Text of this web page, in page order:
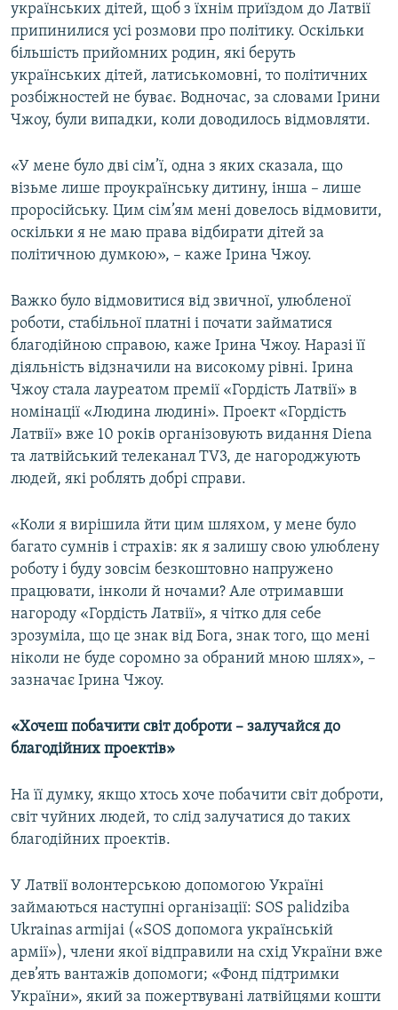
українських дітей, щоб з їхнім приїздом до Латвії
припинилися усі розмови про політику. Оскільки
більшість прийомних родин, які беруть
українських дітей, латиськомовні, то політичних
розбіжностей не буває. Водночас, за словами Ірини
Чжоу, були випадки, коли доводилось відмовляти.
«У мене було дві сім’ї, одна з яких сказала, що
візьме лише проукраїнську дитину, інша – лише
проросійську. Цим сім’ям мені довелось відмовити,
оскільки я не маю права відбирати дітей за
політичною думкою», – каже Ірина Чжоу.
Важко було відмовитися від звичної, улюбленої
роботи, стабільної платні і почати займатися
благодійною справою, каже Ірина Чжоу. Наразі її
діяльність відзначили на високому рівні. Ірина
Чжоу стала лауреатом премії «Гордість Латвії» в
номінації «Людина людині». Проект «Гордість
Латвії» вже 10 років організовують видання Diena
та латвійський телеканал TV3, де нагороджують
людей, які роблять добрі справи.
«Коли я вирішила йти цим шляхом, у мене було
багато сумнів і страхів: як я залишу свою улюблену
роботу і буду зовсім безкоштовно напружено
працювати, інколи й ночами? Але отримавши
нагороду «Гордість Латвії», я чітко для себе
зрозуміла, що це знак від Бога, знак того, що мені
ніколи не буде соромно за обраний мною шлях», –
зазначає Ірина Чжоу.
«Хочеш побачити світ доброти – залучайся до
благодійних проектів»
На її думку, якщо хтось хоче побачити світ доброти,
світ чуйних людей, то слід залучатися до таких
благодійних проектів.
У Латвії волонтерською допомогою Україні
займаються наступні організації: SOS palidziba
Ukrainas armijai («SOS допомога українській
армії»), члени якої відправили на схід України вже
дев’ять вантажів допомоги; «Фонд підтримки
України», який за пожертвувані латвійцями кошти